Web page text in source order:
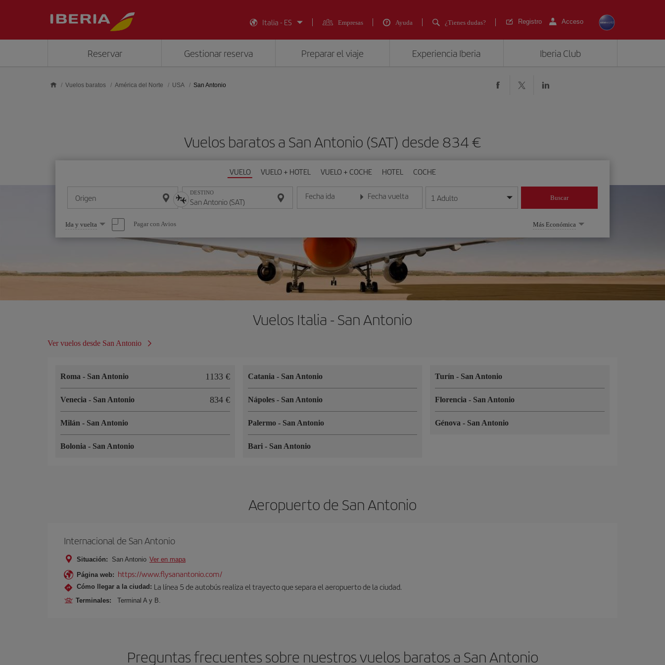
Italia - ES
Empresas Ayuda ¿Tienes dudas? Registro Acceso
Reservar Gestionar reserva Preparar el viaje Experiencia Iberia Iberia Club
Vuelos baratos América del Norte USA San Antonio
Vuelos baratos a San Antonio (SAT) desde 834
VUELO VUELO + HOTEL VUELO + COCHE HOTEL COCHE
Origen DESTINO Fecha ida
Introduce la fecha en formato día/mes/año
Fecha vuelta
Introduce la fecha en formato día/mes/año
1 Adulto Buscar
Seleccione
una
opción
Ida y vuelta Pagar con Avios Más Económica
Vuelos Italia - San Antonio
Ver vuelos desde San Antonio
Roma - San Antonio 1133
Venecia - San Antonio 834
Milán - San Antonio
Bolonia - San Antonio
Catania - San Antonio
Nápoles - San Antonio
Palermo - San Antonio
Bari - San Antonio
Turín- San Antonio
Florencia- San Antonio
Génova- San Antonio
Aeropuerto de San Antonio
Internacional de San Antonio
Situación: San Antonio Ver en mapa
Página web: https://www.flysanantonio.com/
Cómo llegar a la ciudad: La línea 5 de autobús realiza el trayecto que separa el aeropuerto de la ciudad.
Terminales: Terminal A y B.
Preguntas frecuentes sobre nuestros vuelos baratos a San Antonio